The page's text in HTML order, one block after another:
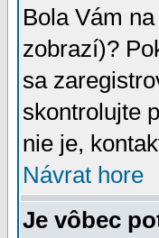
Bola Vám
zobrazí)?
sa
skontrolujte
nie je,
Návrat hore
Je vôbec